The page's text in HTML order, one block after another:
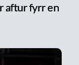
aftur fyrr en